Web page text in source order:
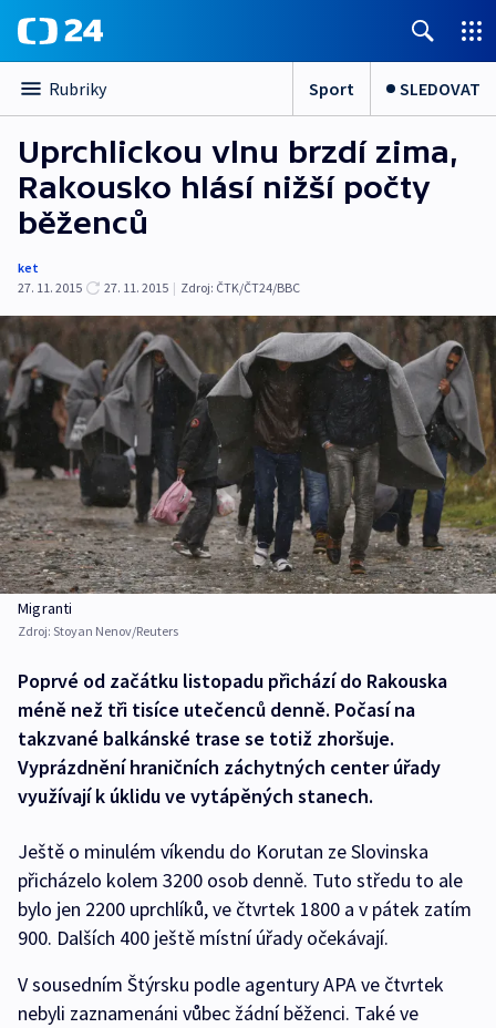
Rubriky Sport SLEDOVAT
Uprchlickou vlnu brzdí zima,
Rakousko hlásí nižší počty
běženců
ket
27. 11. 2015
27. 11. 2015 | Zdroj: ČTK/ČT24/BBC
Migranti
Zdroj: Stoyan Nenov/Reuters
Poprvé od začátku listopadu přichází do Rakouska
méně než tři tisíce utečenců denně. Počasí na
takzvané balkánské trase se totiž zhoršuje.
Vyprázdnění hraničních záchytných center úřady
využívají k úklidu ve vytápěných stanech.
Ještě o minulém víkendu do Korutan ze Slovinska
přicházelo kolem 3200 osob denně. Tuto středu to ale
bylo jen 2200 uprchlíků, ve čtvrtek 1800 a v pátek zatím
900. Dalších 400 ještě místní úřady očekávají.
V sousedním Štýrsku podle agentury APA ve čtvrtek
nebyli zaznamenáni vůbec žádní běženci. Také ve